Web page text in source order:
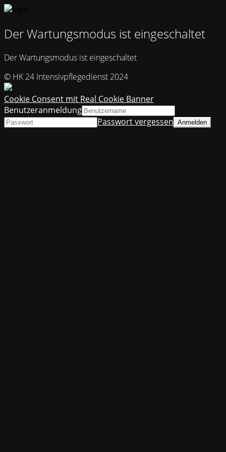
Der Wartungsmodus ist eingeschaltet
Der Wartungsmodus ist eingeschaltet
© HK 24 Intensivpflegedienst 2024
Cookie Consent mit Real Cookie Banner
Benutzeranmeldung
Passwort vergessen